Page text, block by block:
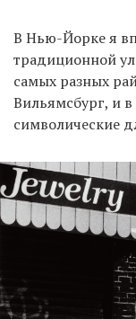
В Нью-Йорке я
традиционной
самых разных
Вильямсбург, и
символические